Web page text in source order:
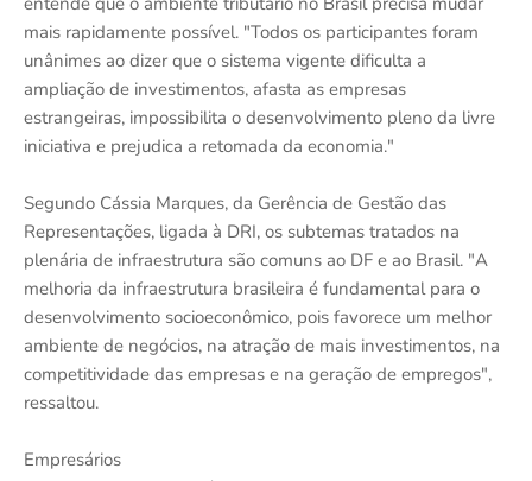
mais rapidamente possível. "Todos os participantes foram
unânimes ao dizer que o sistema vigente dificulta a
ampliação de investimentos, afasta as empresas
estrangeiras, impossibilita o desenvolvimento pleno da livre
iniciativa e prejudica a retomada da economia."
Segundo Cássia Marques, da Gerência de Gestão das
Representações, ligada à DRI, os subtemas tratados na
plenária de infraestrutura são comuns ao DF e ao Brasil. "A
melhoria da infraestrutura brasileira é fundamental para o
desenvolvimento socioeconômico, pois favorece um melhor
ambiente de negócios, na atração de mais investimentos, na
competitividade das empresas e na geração de empregos",
ressaltou.
Empresários